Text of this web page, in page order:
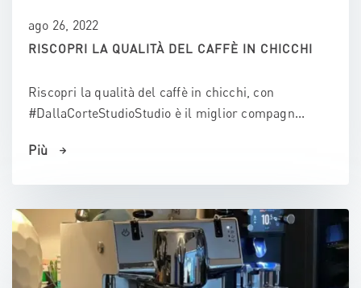
ago 26, 2022
RISCOPRI LA QUALITÀ DEL CAFFÈ IN CHICCHI
Riscopri la qualità del caffè in chicchi, con
#DallaCorteStudioStudio è il miglior compagn...
Più